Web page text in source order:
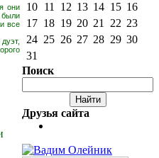
они
были
все
10
11 12 13 14 15 16
17 18 19 20 21 22 23
24 25 26 27 28 29 30
31
Поиск
Друзья сайта